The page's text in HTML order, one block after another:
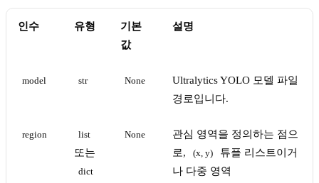
인수 유형
기본
값
설명
model str None
Ultralytics YOLO 모델 파일
경로입니다.
region list
또는
dict
None
관심 영역을 정의하는 점으
로,
(x, y)
튜플 리스트이거
나 다중 영역